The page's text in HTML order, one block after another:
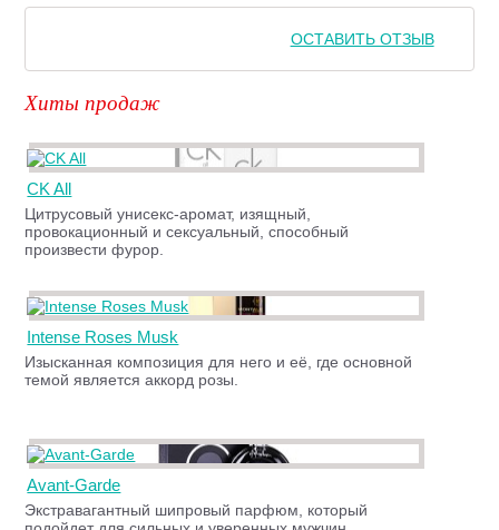
ОСТАВИТЬ ОТЗЫВ
Хиты продаж
CK All
Цитрусовый унисекс-аромат, изящный,
провокационный и сексуальный, способный
произвести фурор.
Intense Roses Musk
Изысканная композиция для него и её, где основной
темой является аккорд розы.
Avant-Garde
Экстравагантный шипровый парфюм, который